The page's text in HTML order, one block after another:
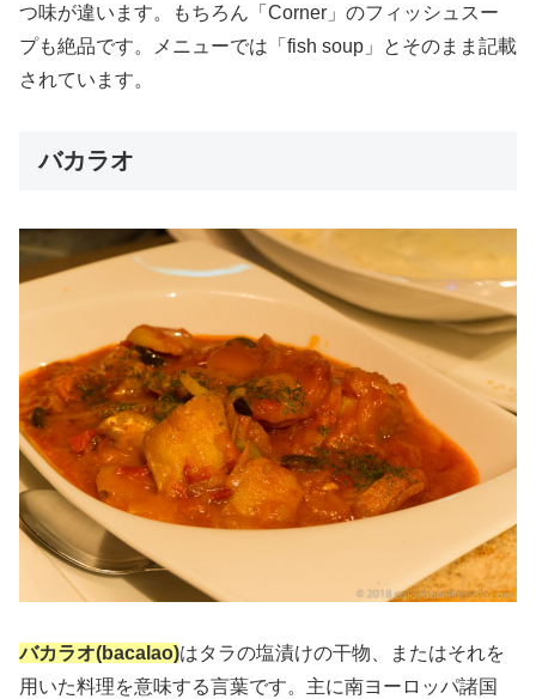
つ味が違います。もちろん「Corner」のフィッシュスー
プも絶品です。メニューでは「fish soup」とそのまま記載
されています。
バカラオ
バカラオ(bacalao)はタラの塩漬けの干物、またはそれを
用いた料理を意味する言葉です。主に南ヨーロッパ諸国